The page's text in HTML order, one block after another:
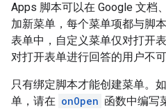
Apps 脚本可以在 Google 文档
加新菜单，每个菜单项都与脚
表单中，自定义菜单仅对打开
对打开表单进行回答的用户不可
只有绑定脚本才能创建菜单。
单，请在 onOpen 函数中编写